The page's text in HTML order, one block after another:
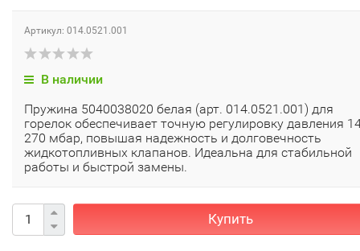
Артикул: 014.0521.001
В наличии
Пружина 5040038020 белая (арт. 014.0521.001) для
горелок обеспечивает точную регулировку давления
270 мбар, повышая надежность и долговечность
жидкотопливных клапанов. Идеальна для стабильной
работы и быстрой замены.
Купить